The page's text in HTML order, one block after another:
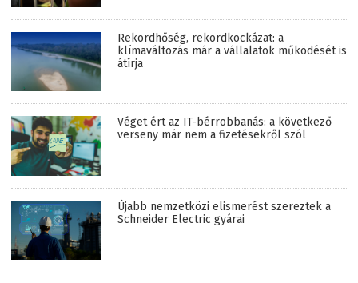
Rekordhőség, rekordkockázat: a
klímaváltozás már a vállalatok működését is
átírja
Véget ért az IT-bérrobbanás: a következő
verseny már nem a fizetésekről szól
Újabb nemzetközi elismerést szereztek a
Schneider Electric gyárai